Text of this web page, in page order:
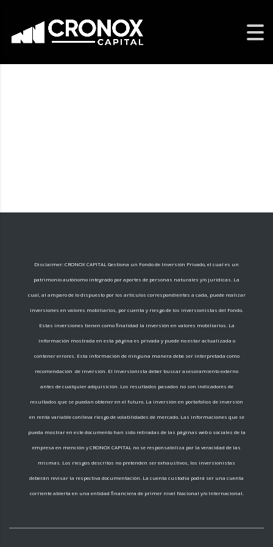
Disclaimer: CRONOX CAPITAL Gestiona un Fondo de Inversión Privado, el cual es un
patrimonio autónomo integrado por aportes de personas naturales y/o jurídicas. La
cual, al amparo de lo dispuesto por los artículos correspondientes a cada, puede realizar
inversiones en valores mobiliarios, por cuenta y riesgo de los inversionistas del Fondo.
Estas inversiones tienen como finalidad la inversión en valores mobiliarios. La
información mostrada en esta página es privada y puede no estar actualizada o
contener errores. Esta información de ninguna manera debe ser interpretada como
recomendación de inversión. El Inversionista deber buscar asesoramiento externo
antes de cualquier adquisición. Los resultados pasados no son indicadores de
resultados que se puedan obtener en el futuro. La inversión en portafolios de inversión
en renta variable conlleva riesgo de volatilidades de mercado. Las informaciones que se
pueda mostrar en este documento han sido retiradas de las páginas web o sociales de la
empresa en mención y CRONOX CAPITAL no se responsabiliza por la veracidad de las
mismas. Los riesgos descritos no pretenden ser exhaustivos, los inversionistas
deberán revisar la respectiva documentación. La cuenta custodia podrá ser una cuenta
corriente abierta en una entidad financiera de primer nivel Nacional y/o Internacional.